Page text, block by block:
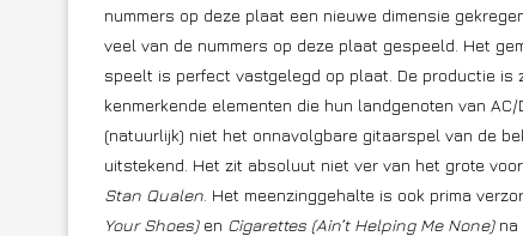
nummers op deze plaat een nieuwe dimensie
veel van de nummers op deze plaat gespeeld. Het
speelt is perfect vastgelegd op plaat. De productie is
kenmerkende elementen die hun landgenoten van
(natuurlijk) niet het onnavolgbare gitaarspel van de
uitstekend. Het zit absoluut niet ver van het grote
Stan Qualen . Het meenzinggehalte is ook prima
Your Shoes)en Cigarettes (Ain’t Helping Me None)na